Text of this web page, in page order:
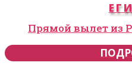
Прямой вылет из